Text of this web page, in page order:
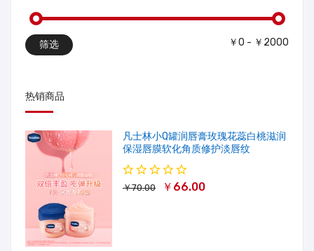
筛选 ￥0 - ￥2000
热销商品
凡士林小Q罐润唇膏玫瑰花蕊白桃滋润
保湿唇膜软化角质修护淡唇纹
￥70.00 ￥66.00